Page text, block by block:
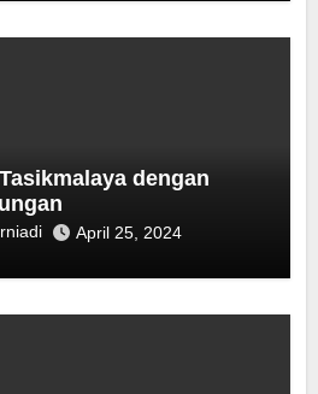
dengan
April 25, 2024